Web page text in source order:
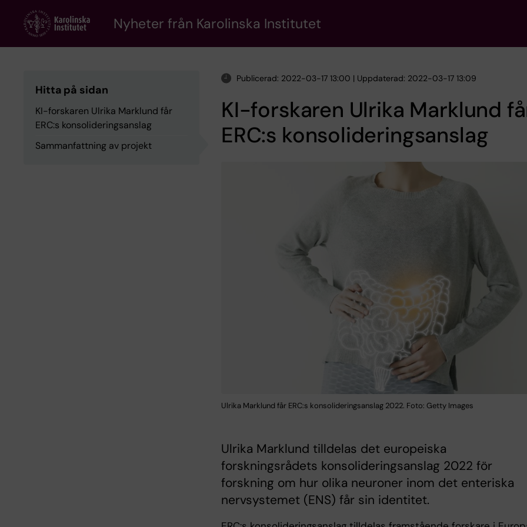
content
Nyheter från Karolinska Institutet
Hitta på sidan
KI-forskaren Ulrika Marklund får
ERC:s konsolideringsanslag
Sammanfattning av projekt
Publicerad: 2022-03-17 13:00 | Uppdaterad: 2022-03-17 13:09
KI-forskaren Ulrika Marklund
ERC:s konsolideringsanslag
Ulrika Marklund får ERC:s konsolideringsanslag 2022. Foto: Getty Images
Ulrika Marklund tilldelas det europeiska
forskningsrådets konsolideringsanslag 2022 för
forskning om hur olika neuroner inom det enteriska
nervsystemet (ENS) får sin identitet.